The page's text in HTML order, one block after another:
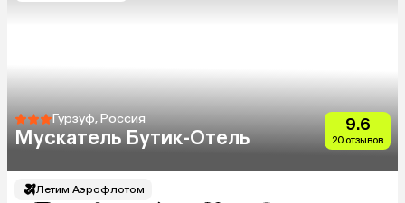
Гурзуф, Россия
Мускатель Бутик-Отель
9.6
20 отзывов
Летим Аэрофлотом